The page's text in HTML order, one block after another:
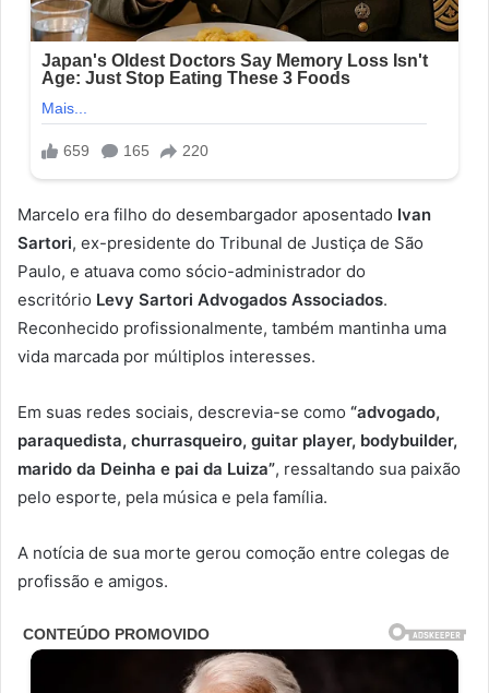
Marcelo era filho do desembargador aposentado Ivan
Sartori, ex-presidente do Tribunal de Justiça de São
Paulo, e atuava como sócio-administrador do
escritório Levy Sartori Advogados Associados.
Reconhecido profissionalmente, também mantinha uma
vida marcada por múltiplos interesses.
Em suas redes sociais, descrevia-se como “advogado,
paraquedista, churrasqueiro, guitar player, bodybuilder,
marido da Deinha e pai da Luiza”, ressaltando sua paixão
pelo esporte, pela música e pela família.
A notícia de sua morte gerou comoção entre colegas de
profissão e amigos.